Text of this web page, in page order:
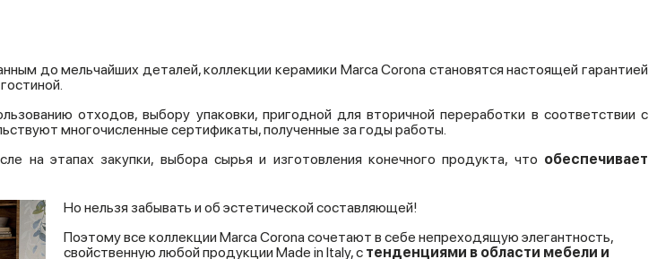
до мельчайших деталей, коллекции керамики Marca Corona становятся настоящей гарантией
отходов, выбору упаковки, пригодной для вторичной переработки в соответствии с
многочисленные сертификаты, полученные за годы работы.
на этапах закупки, выбора сырья и изготовления конечного продукта, что обеспечивает
Но нельзя забывать и об эстетической составляющей!
Поэтому все коллекции Marca Corona сочетают в себе непреходящую элегантность,
свойственную любой продукции Made in Italy, с тенденциями в области мебели и